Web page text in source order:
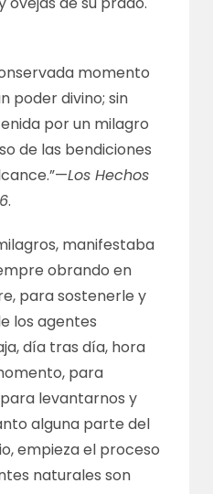
momento
poder divino; sin
por un milagro
de las bendiciones
Los Hechos
.
manifestaba
obrando en
para sostenerle y
los agentes
día tras día, hora
para
levantarnos y
alguna parte del
empieza el proceso
naturales son